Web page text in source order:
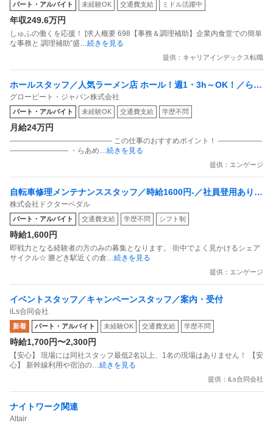
パート・アルバイト 未経験OK 交通費支給 ミドル活躍中
年収249.6万円
しゅふの働くを応援！ [求人概要 698【事務＆調理補助】企業内食堂での簡単
な事務と 調理補助”盛…続きを見る
提供：キャリアインデックス転職
ホールスタッフ／人気ラーメン店 ホール！週1・3h～OK！／らあ
めん花月嵐 デックス東京ビーチ店
グロービート・ジャパン株式会社
パート・アルバイト 未経験OK 交通費支給 学歴不問
月給24万円
―――――――――――――― この仕事のおすすめポイント！ ――――――
―――――――― ・らあめ…続きを見る
提供：エンゲージ
自転車修理メンテナンススタッフ／時給1600円-／社員登用あり／
接客なし
株式会社ドクターペダル
パート・アルバイト 交通費支給 学歴不問 シフト制
時給1,600円
即戦力となる経験者の方のみの募集となります。 街中でよく⾒かけるシェア
サイクル☆ 勝どき駅近くの倉…続きを見る
提供：エンゲージ
イベントスタッフ／キャンペーンスタッフ／案内・受付
iLs合同会社
新着 パート・アルバイト 未経験OK 交通費支給 学歴不問
時給1,700円〜2,300円
【安心】 現場には同社スタッフ最低2名以上、1名の現場はありません！ 【安
心】 新幹線利用や宿泊の…続きを見る
提供：iLs合同会社
ナイトワーク関連
Altair